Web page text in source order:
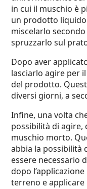
in cui il muschio è
un prodotto
miscelarlo
spruzzarlo sul
Dopo aver
lasciarlo agire per
del prodotto.
diversi giorni, a
Infine, una volta
possibilità di agire,
muschio morto.
abbia la possibilità
essere necessario
dopo
terreno e